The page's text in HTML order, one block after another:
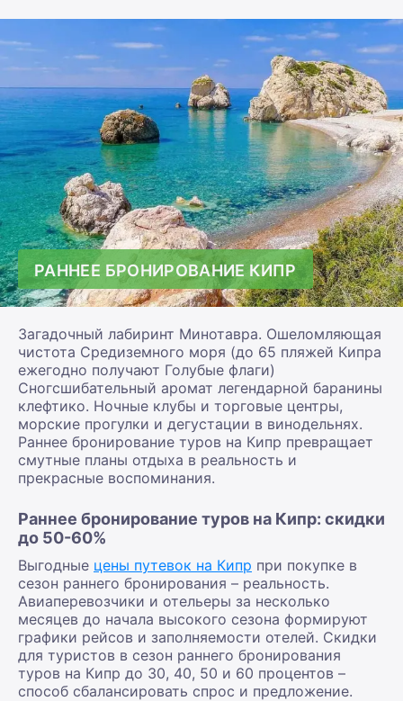
РАННЕЕ БРОНИРОВАНИЕ КИПР
Загадочный лабиринт Минотавра. Ошеломляющая
чистота Средиземного моря (до 65 пляжей Кипра
ежегодно получают Голубые флаги)
Сногсшибательный аромат легендарной баранины
клефтико. Ночные клубы и торговые центры,
морские прогулки и дегустации в винодельнях.
Раннее бронирование туров на Кипр превращает
смутные планы отдыха в реальность и
прекрасные воспоминания.
Раннее бронирование туров на Кипр: скидки
до 50-60%
Выгодные цены путевок на Кипр при покупке в
сезон раннего бронирования – реальность.
Авиаперевозчики и отельеры за несколько
месяцев до начала высокого сезона формируют
графики рейсов и заполняемости отелей. Скидки
для туристов в сезон раннего бронирования
туров на Кипр до 30, 40, 50 и 60 процентов –
способ сбалансировать спрос и предложение.